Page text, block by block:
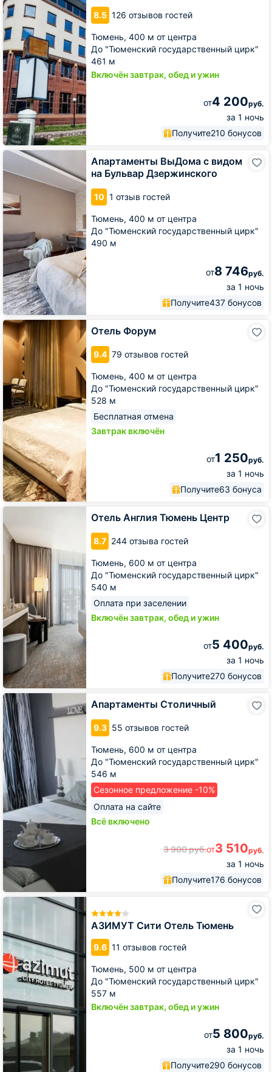
8.5 126 отзывов гостей
Тюмень, 400 м от центра
До "Тюменский государственный цирк"
461 м
Включён завтрак, обед и ужин
от4 200руб.
за 1 ночь
Получите210 бонусов
Центр
Апартаменты ВыДома с видом
на Бульвар Дзержинского
10 1 отзыв гостей
Тюмень, 400 м от центра
До "Тюменский государственный цирк"
490 м
от8 746руб.
за 1 ночь
Получите437 бонусов
Апартаменты
на
Бульвар
Отель Форум
9.4 79 отзывов гостей
Тюмень, 400 м от центра
До "Тюменский государственный цирк"
528 м
Бесплатная отмена
Завтрак включён
от1 250руб.
за 1 ночь
Получите63 бонуса
Отель
Форум
Отель Англия Тюмень Центр
8.7 244 отзыва гостей
Тюмень, 600 м от центра
До "Тюменский государственный цирк"
540 м
Оплата при заселении
Включён завтрак, обед и ужин
от5 400руб.
за 1 ночь
Получите270 бонусов
Отель
Англия
Тюмень
Центр
Апартаменты Столичный
9.3 55 отзывов гостей
Тюмень, 600 м от центра
До "Тюменский государственный цирк"
546 м
Сезонное предложение -10%
Оплата на сайте
Всё включено
3 900руб.от3 510руб.
за 1 ночь
Получите176 бонусов
Апартаменты
Столичный
АЗИМУТ Сити Отель Тюмень
9.6 11 отзывов гостей
Тюмень, 500 м от центра
До "Тюменский государственный цирк"
557 м
Включён завтрак, обед и ужин
от5 800руб.
за 1 ночь
Получите290 бонусов
АЗИМУТ
Тюмень